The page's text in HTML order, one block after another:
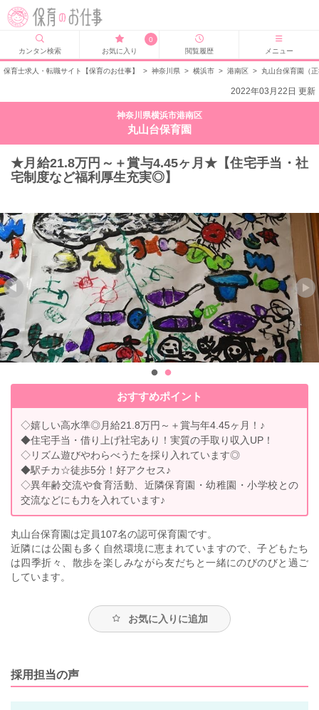
カンタン検索
0
お気に入り
閲覧履歴 メニュー
保育士求人・転職サイト【保育のお仕事】 > 神奈川県 > 横浜市 > 港南区 > 丸山台保育園（
2022年03月22日 更新
神奈川県横浜市港南区
丸山台保育園
★月給21.8万円～＋賞与4.45ヶ月★【住宅手当・社
宅制度など福利厚生充実◎】
おすすめポイント
◇嬉しい高水準◎月給21.8万円～＋賞与年4.45ヶ月！♪
◆住宅手当・借り上げ社宅あり！実質の手取り収入UP！
◇リズム遊びやわらべうたを採り入れています◎
◆駅チカ☆徒歩5分！好アクセス♪
◇異年齢交流や食育活動、近隣保育園・幼稚園・小学校との
交流などにも力を入れています♪
丸山台保育園は定員107名の認可保育園です。
近隣には公園も多く自然環境に恵まれていますので、子どもたち
は四季折々、散歩を楽しみながら友だちと一緒にのびのびと過ご
しています。
お気に入りに追加
採用担当の声